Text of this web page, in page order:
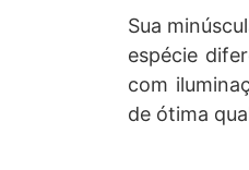
Sua
espécie
com
de ótima